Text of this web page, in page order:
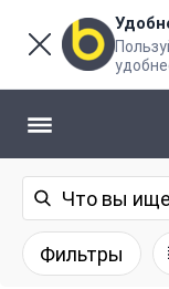
Фильтры